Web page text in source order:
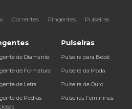
Correntes Pingentes Pulseiras
de Diamante
de Formatura
de Letra
de Pedras
Pulseiras
Pulseira para Bebê
Pulseira da Moda
Pulseira de Ouro
Pulseiras Femininas